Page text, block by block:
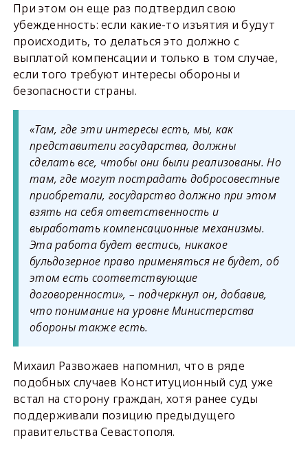
При этом он еще раз подтвердил свою
убежденность: если какие-то изъятия и будут
происходить, то делаться это должно с
выплатой компенсации и только в том случае,
если того требуют интересы обороны и
безопасности страны.
«Там, где эти интересы есть, мы, как
представители государства, должны
сделать все, чтобы они были реализованы. Но
там, где могут пострадать добросовестные
приобретали, государство должно при этом
взять на себя ответственность и
выработать компенсационные механизмы.
Эта работа будет вестись, никакое
бульдозерное право применяться не будет, об
этом есть соответствующие
договоренности», – подчеркнул он, добавив,
что понимание на уровне Министерства
обороны также есть.
Михаил Развожаев напомнил, что в ряде
подобных случаев Конституционный суд уже
встал на сторону граждан, хотя ранее суды
поддерживали позицию предыдущего
правительства Севастополя.